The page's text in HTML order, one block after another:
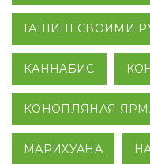
ГАШИШ СВОИМИ
КАННАБИС
КОНОПЛЯНАЯ
МАРИХУАНА